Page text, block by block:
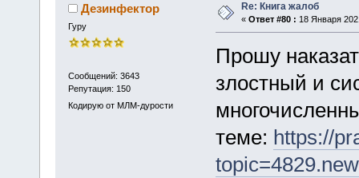
Дезинфектор
Гуру
Сообщений: 3643
Репутация: 150
Кодирую от МЛМ-дурости
Re: Книга жалоб
« Ответ #80 : 18 Января
Прошу
злостный и
теме: https://